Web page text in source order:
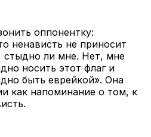
оппонентку:
ненависть не приносит
стыдно ли мне. Нет, мне
носить этот флаг и
быть еврейкой». Она
как напоминание о том, к